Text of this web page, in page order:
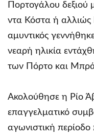
Πορτογάλου
ντα Κόστα ή αλλιώς
αμυντικός
νεαρή ηλικία
των Πόρτο και
Ακολούθησε η Ρίο
επαγγελματικό
αγωνιστική